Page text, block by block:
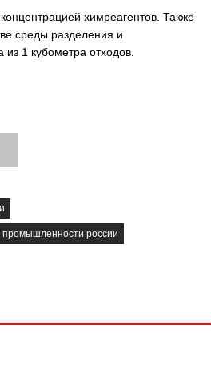
химреагентов. Также
среды разделения и
1 кубометра отходов.
промышленности россии